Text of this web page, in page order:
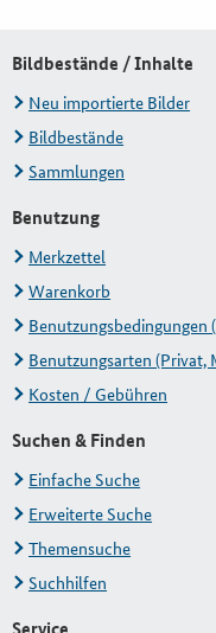
Bildbestände / Inhalte
Neu importierte Bilder
Bildbestände
Sammlungen
Benutzung
Merkzettel
Warenkorb
Benutzungsbedingungen
Benutzungsarten (Privat,
Kosten / Gebühren
Suchen & Finden
Einfache Suche
Erweiterte Suche
Themensuche
Suchhilfen